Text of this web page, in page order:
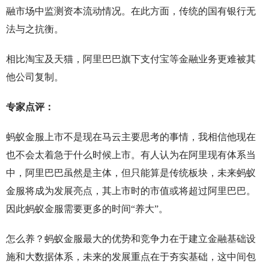
融市场中监测资本流动情况。在此方面，传统的国有银行无
法与之抗衡。
相比淘宝及天猫，阿里巴巴旗下支付宝等金融业务更难被其
他公司复制。
专家点评：
蚂蚁金服上市不是现在马云主要思考的事情，我相信他现在
也不会太着急于什么时候上市。有人认为在阿里现有体系当
中，阿里巴巴虽然是主体，但只能算是传统板块，未来蚂蚁
金服将成为发展亮点，其上市时的市值或将超过阿里巴巴。
因此蚂蚁金服需要更多的时间“养大”。
怎么养？蚂蚁金服最大的优势和竞争力在于建立金融基础设
施和大数据体系，未来的发展重点在于夯实基础，这中间包